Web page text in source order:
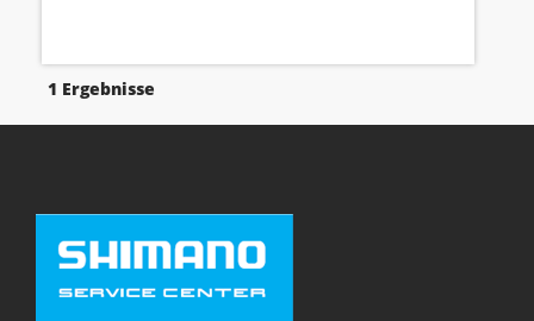
1 Ergebnisse